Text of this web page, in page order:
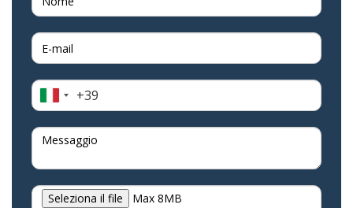
Italia
+39
+39
Seleziona il file Max 8MB